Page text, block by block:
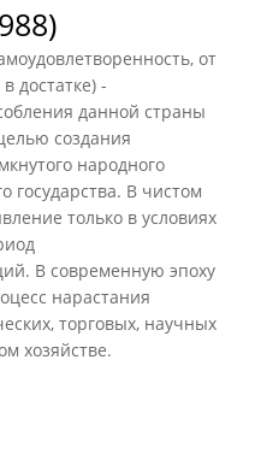
от
достатке) -
данной страны
создания
народного
государства. В чистом
только в условиях
В современную эпоху
нарастания
торговых, научных
хозяйстве.